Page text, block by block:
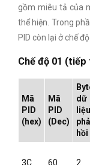
gồm miêu tả của
thể hiện. Trong
PID còn lại ở chế độ
Chế độ 01
Mã
PID
(hex)
Mã
PID
(Dec)
dữ
liệu
hồi
3C 60 2